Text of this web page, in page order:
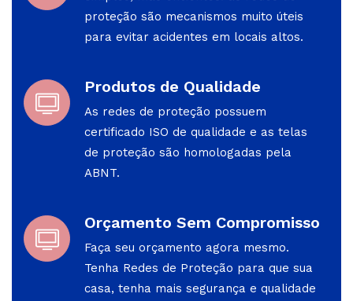
proteção são mecanismos muito úteis
para evitar acidentes em locais altos.
Produtos de Qualidade
As redes de proteção possuem
certificado ISO de qualidade e as telas
de proteção são homologadas pela
ABNT.
Orçamento Sem Compromisso
Faça seu orçamento agora mesmo.
Tenha Redes de Proteção para que sua
casa, tenha mais segurança e qualidade